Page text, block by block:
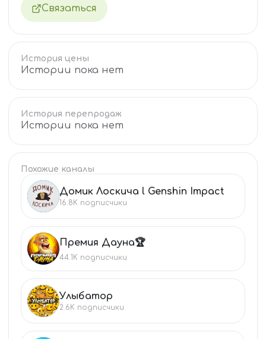
Связаться
История цены
Истории пока нет
История перепродаж
Истории пока нет
Похожие каналы
ДО Домик Лоскича l Genshin Impact
16.8K подписчики
ПР Премия Дауна🏆
44.1K подписчики
УЛ Улыбатор
2.6K подписчики